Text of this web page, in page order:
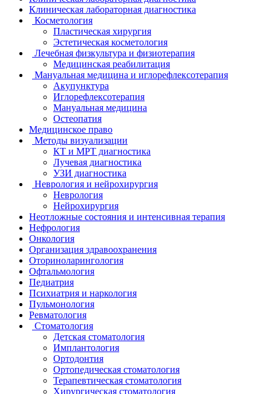
Клиническая лабораторная диагностика
Косметология
Пластическая хирургия
Эстетическая косметология
Лечебная физкультура и физиотерапия
Медицинская реабилитация
Мануальная медицина и иглорефлексотерапия
Акупунктура
Иглорефлексотерапия
Мануальная медицина
Остеопатия
Медицинское право
Методы визуализации
КТ и МРТ диагностика
Лучевая диагностика
УЗИ диагностика
Неврология и нейрохирургия
Неврология
Нейрохирургия
Неотложные состояния и интенсивная терапия
Нефрология
Онкология
Организация здравоохранения
Оториноларингология
Офтальмология
Педиатрия
Психиатрия и наркология
Пульмонология
Ревматология
Стоматология
Детская стоматология
Имплантология
Ортодонтия
Ортопедическая стоматология
Терапевтическая стоматология
Хирургическая стоматология